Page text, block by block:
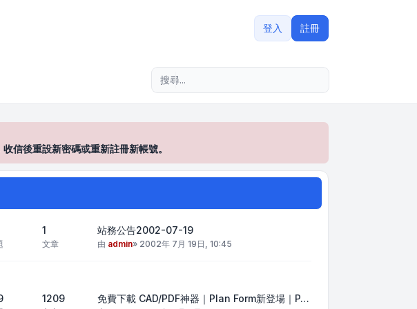
登入 註冊
後重設新密碼或重新註冊新帳號。
1
文章
站務公告2002-07-19
由 admin» 2002年 7月 19日, 10:45
1209 免費下載 CAD/PDF神器｜Plan Form新登場｜P…